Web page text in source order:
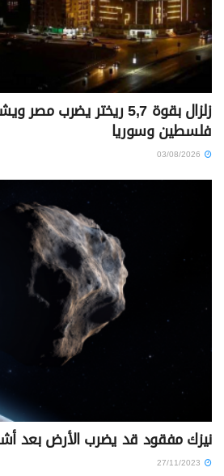
زلزال بقوة 5,7 ريختر يضرب
فلسطين وسوريا
نيزك مفقود قد يضرب الأرض بعد